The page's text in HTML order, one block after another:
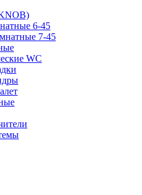
6-45
7-45
WC